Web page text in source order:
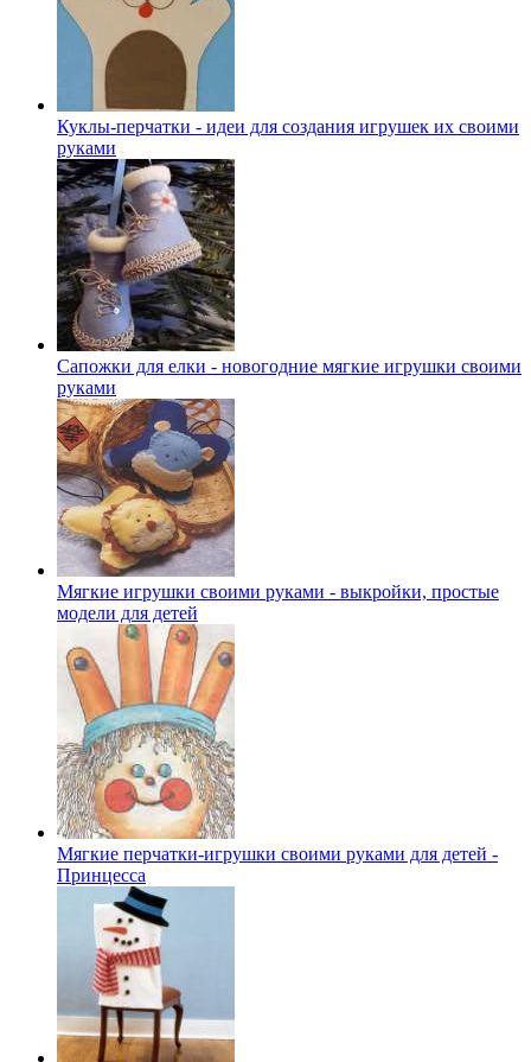
Куклы-перчатки - идеи для создания игрушек их своими
руками
Сапожки для елки - новогодние мягкие игрушки своими
руками
Мягкие игрушки своими руками - выкройки, простые
модели для детей
Мягкие перчатки-игрушки своими руками для детей -
Принцесса